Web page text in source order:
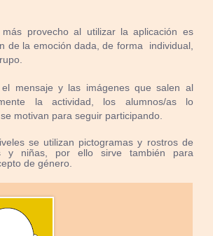
provecho al utilizar la aplicación es
de la emoción dada, de forma individual,
mensaje y las imágenes que salen al
la actividad, los alumnos/as lo
motivan para seguir participando.
se utilizan pictogramas y rostros de
y niñas, por ello sirve también para
de género.